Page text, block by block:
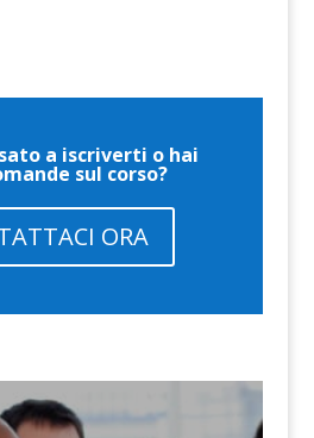
a iscriverti o hai
sul corso?
ORA